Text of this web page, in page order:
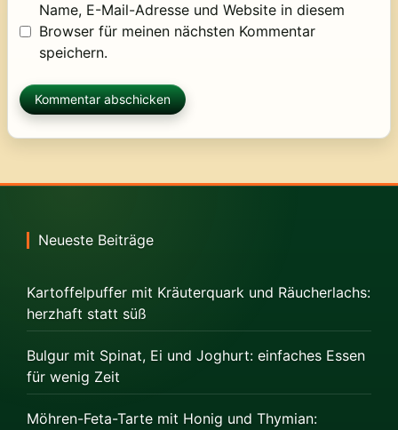
Name, E-Mail-Adresse und Website in diesem
Browser für meinen nächsten Kommentar
speichern.
Neueste Beiträge
Kartoffelpuffer mit Kräuterquark und Räucherlachs:
herzhaft statt süß
Bulgur mit Spinat, Ei und Joghurt: einfaches Essen
für wenig Zeit
Möhren-Feta-Tarte mit Honig und Thymian: